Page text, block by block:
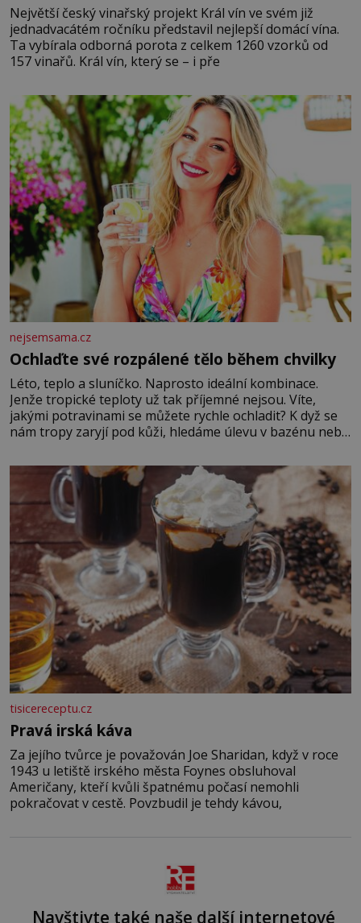
Největší český vinařský projekt Král vín ve svém již
jednadvacátém ročníku představil nejlepší domácí vína.
Ta vybírala odborná porota z celkem 1260 vzorků od
157 vinařů. Král vín, který se – i pře
nejsemsama.cz
Ochlaďte své rozpálené tělo během chvilky
Léto, teplo a sluníčko. Naprosto ideální kombinace.
Jenže tropické teploty už tak příjemné nejsou. Víte,
jakými potravinami se můžete rychle ochladit? K dyž se
nám tropy zaryjí pod kůži, hledáme úlevu v bazénu nebo
blízkosti. Nemusíte však zoufat. Pokud budete mít
promyšlený jídelníček, žadné pařáky si na vás
tisicereceptu.cz
Pravá irská káva
Za jejího tvůrce je považován Joe Sharidan, když v roce
1943 u letiště irského města Foynes obsluhoval
Američany, kteří kvůli špatnému počasí nemohli
pokračovat v cestě. Povzbudil je tehdy kávou,
Navštivte také naše další internetové